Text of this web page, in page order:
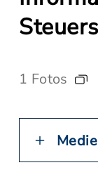
1 Fotos